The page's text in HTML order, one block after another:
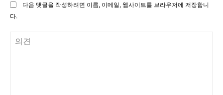
다음 댓글을 작성하려면 이름, 이메일, 웹사이트를 브라우저에 저장합니
다.